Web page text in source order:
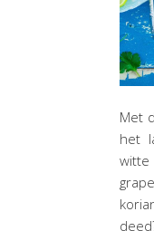
Met
het